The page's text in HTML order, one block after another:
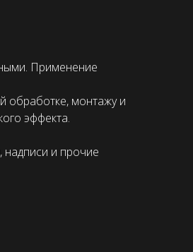
Применение
обработке, монтажу и
эффекта.
и прочие